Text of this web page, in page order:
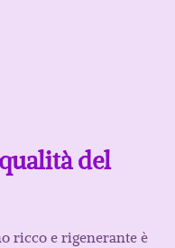
del
ricco e rigenerante è